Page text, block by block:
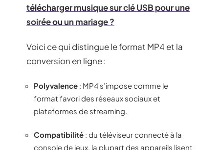
télécharger musique sur clé USB pour une
soirée ou un mariage ?
Voici ce qui distingue le format MP4 et la
conversion en ligne :
Polyvalence : MP4 s’impose comme le
format favori des réseaux sociaux et
plateformes de streaming.
Compatibilité : du téléviseur connecté à la
console de jeux, la plupart des appareils lisent